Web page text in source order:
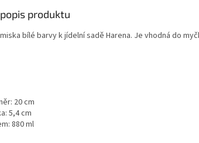
produktu
bílé barvy k jídelní sadě Harena. Je vhodná do
20 cm
5,4 cm
880 ml